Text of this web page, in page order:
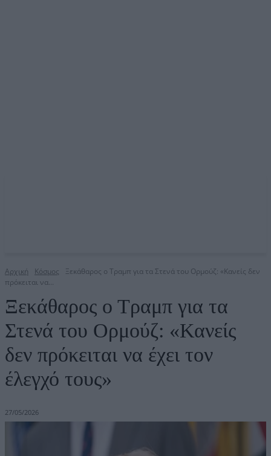
Αρχική Κόσμος
Ξεκάθαρος ο Τραμπ για τα Στενά του Ορμούζ: «Κανείς δεν
πρόκειται να...
Ξεκάθαρος ο Τραμπ για τα
Στενά του Ορμούζ: «Κανείς
δεν πρόκειται να έχει τον
έλεγχό τους»
27/05/2026